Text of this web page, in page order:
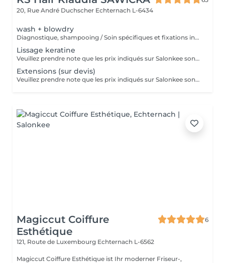
20, Rue André Duchscher Echternach L-6434
wash + blowdry
Diagnostique, shampooing / Soin spécifiques et fixations inclus
Lissage keratine
Veuillez prendre note que les prix indiqués sur Salonkee sont communiqués à titre informatif et s'entendent de base. Ces derniers sont susceptibles de varier selon le diagnostic réalisé à votre arrivée au salon et l'expertise du professionnel à qui vous confiez votre beauté. Dans tous les cas, un devis précis vous sera proposé et toutes réalisations de prestations seront effectuées avec votre accord. Un grand merci d'avance pour votre compréhension. Au plaisir de vous revoir très vite.
Extensions (sur devis)
Veuillez prendre note que les prix indiqués sur Salonkee sont communiqués à titre informatif et s'entendent de base. Ces derniers sont susceptibles de varier selon le diagnostic réalisé à votre arrivée au salon et l'expertise du professionnel à qui vous confiez votre beauté. Dans tous les cas, un devis précis vous sera proposé et toutes réalisations de prestations seront effectuées avec votre accord. Un grand merci d'avance pour votre compréhension. Au plaisir de vous revoir très vite.
Magiccut Coiffure
Esthétique
6
121, Route de Luxembourg Echternach L-6562
Magiccut Coiffure Esthétique ist Ihr moderner Friseur-,